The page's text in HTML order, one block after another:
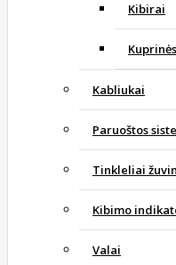
Kibirai
Kabliukai
Paruoštos
Tinkleliai
Kibimo
Valai